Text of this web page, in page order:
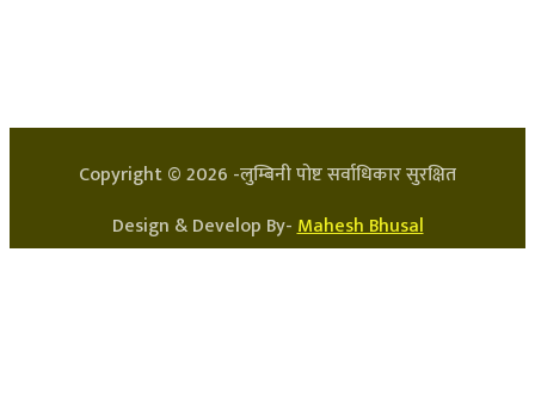
Copyright ©2026 -लुम्बिनी पोष्ट सर्वाधिकार सुरक्षित
Design & Develop By-Mahesh Bhusal